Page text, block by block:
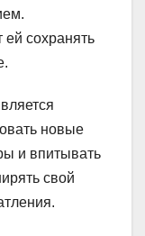
ей сохранять
новые
и впитывать
свой